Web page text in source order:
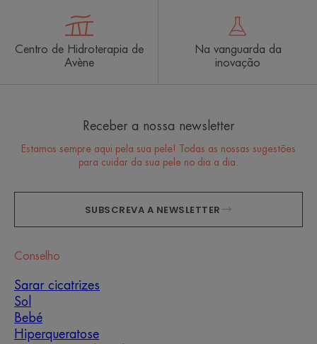
Centro de Hidroterapia de
Avène
Na vanguarda da
inovação
Receber a nossa newsletter
Estamos sempre aqui pela sua pele! Todas as nossas sugestões
para cuidar da sua pele no dia a dia.
SUBSCREVA A NEWSLETTER
Conselho
Sarar cicatrizes
Sol
Bebé
Hiperqueratose